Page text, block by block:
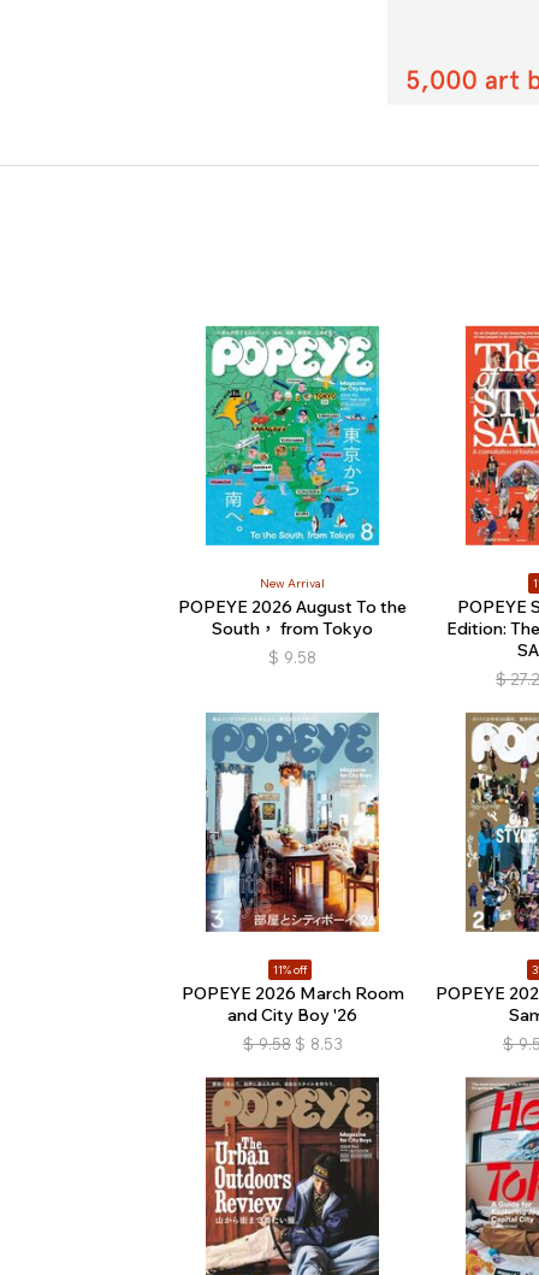
New Arrival
POPEYE 2026 August To the
South， from Tokyo
$ 9.58
POPEYE
Edition:
$
11% off
POPEYE 2026 March Room
and City Boy '26
$ 9.58 $ 8.53
POPEYE
$